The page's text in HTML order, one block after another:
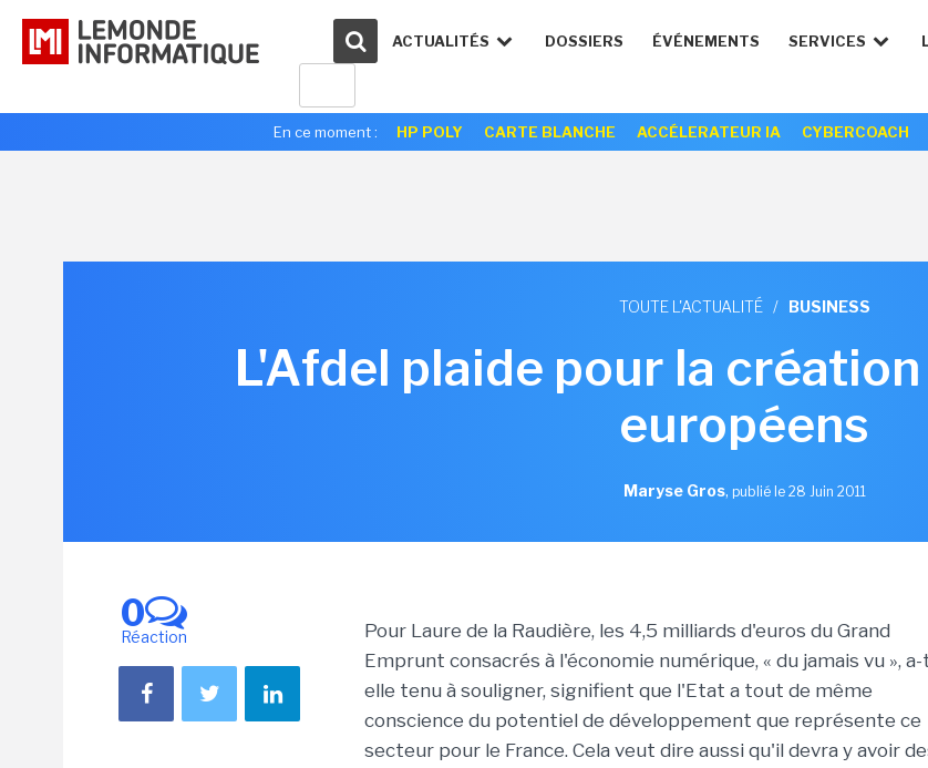
ACTUALITÉS DOSSIERS ÉVÉNEMENTS SERVICES
En ce moment : HP POLY CARTE BLANCHE ACCÉLERATEUR IA CYBERCOACH
TOUTE L'ACTUALITÉ / BUSINESS
L'Afdel plaide pour la
européens
Maryse Gros, publié le 28 Juin 2011
0
Réaction
Pour Laure de la Raudière, les 4,5 milliards d'euros du Grand
Emprunt consacrés à l'économie numérique, « du jamais vu »,
elle tenu à souligner, signifient que l'Etat a tout de même
conscience du potentiel de développement que représente ce
secteur pour le France. Cela veut dire aussi qu'il devra y avoir